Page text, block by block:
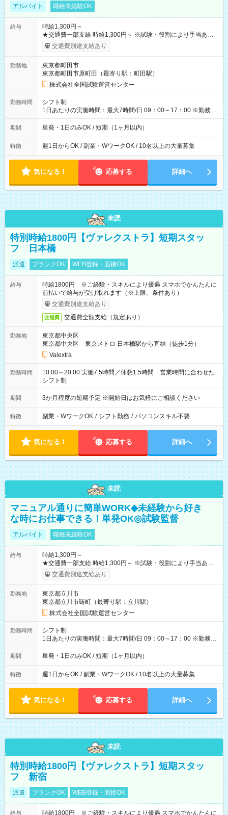
アルバイト 職種未経験OK
給与
時給1,300円～
★交通費一部支給 時給1,300円～ ※試験・役割により手当あり
※勤務回数により昇給あり 【即給（前払い）オプションあ
り！】 希望される場合、勤務から1週間ほどで給与の一部を受け
例】 ・河合塾模擬試験 8:30～17:30（休憩1時間） 時給1,300円
×8時間＝日収10,400円＋交通費 ※当日の役割により時給＋100
円の場合あり ・国家試験 7:00～13:30（休憩なし） 時給1,300
円（役割手当＋100円）×6時間＝日収8,400円＋交通費 【試用期
間】試用期間なし
交通費別途支給あり
勤務地
東京都町田市
東京都町田市原町田（最寄り駅：町田駅）
株式会社全国試験運営センター
勤務時間
シフト制
1日あたりの実働時間：最大7時間/日 09：00～17：00 ※勤務時
間は 試験により異なります。
期間 単発・1日のみOK / 短期（1ヶ月以内）
特徴 週1日からOK / 副業・WワークOK / 10名以上の大量募集
気になる！ 応募する 詳細へ
未読
特別時給1800円【ヴァレクストラ】短期スタッ
フ 日本橋
派遣 ブランクOK WEB登録・面接OK
給与
時給1800円 ※ご経験・スキルにより優遇 スマホでかんたんに
前払いで給与が受け取れます（※上限、条件あり）
交通費別途支給あり
交通費 交通費全額支給（規定あり）
勤務地
東京都中央区
東京都中央区 東京メトロ 日本橋駅から直結（徒歩1分）
Valextra
勤務時間
10:00～20:00 実働7.5時間／休憩1.5時間 営業時間に合わせた
シフト制
期間 3か月程度の短期予定 ※開始日はお気軽にご相談ください
特徴 副業・WワークOK / シフト勤務 / パソコンスキル不要
気になる！ 応募する 詳細へ
未読
マニュアル通りに簡単WORK◆未経験から好き
な時にお仕事できる！単発OK◎試験監督
アルバイト 職種未経験OK
給与
時給1,300円～
★交通費一部支給 時給1,300円～ ※試験・役割により手当あり
※勤務回数により昇給あり 【即給（前払い）オプションあ
り！】 希望される場合、勤務から1週間ほどで給与の一部を受け
例】 ・河合塾模擬試験 8:30～17:30（休憩1時間） 時給1,300円
×8時間＝日収10,400円＋交通費 ※当日の役割により時給＋100
円の場合あり ・国家試験 7:00～13:30（休憩なし） 時給1,300
円（役割手当＋100円）×6時間＝日収8,400円＋交通費 【試用期
間】試用期間なし
交通費別途支給あり
勤務地
東京都立川市
東京都立川市曙町（最寄り駅：立川駅）
株式会社全国試験運営センター
勤務時間
シフト制
1日あたりの実働時間：最大7時間/日 09：00～17：00 ※勤務時
間は 試験により異なります。
期間 単発・1日のみOK / 短期（1ヶ月以内）
特徴 週1日からOK / 副業・WワークOK / 10名以上の大量募集
気になる！ 応募する 詳細へ
未読
特別時給1800円【ヴァレクストラ】短期スタッ
フ 新宿
派遣 ブランクOK WEB登録・面接OK
給与 時給1800円 ※ご経験・スキルにより優遇 スマホでかんたんに